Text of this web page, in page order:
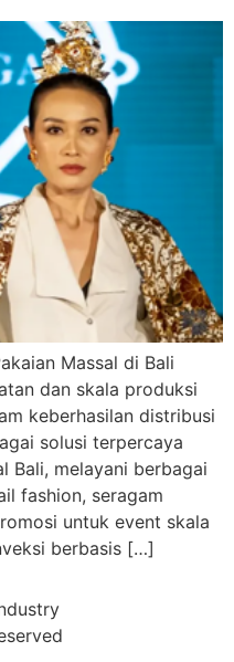
Massal di Bali
dan skala produksi
keberhasilan distribusi
solusi terpercaya
Bali, melayani berbagai
fashion, seragam
untuk event skala
berbasis […]